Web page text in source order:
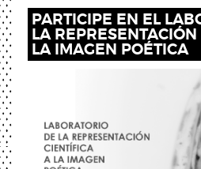
PARTICIPE EN EL
LA
LA IMAGEN POÉTICA